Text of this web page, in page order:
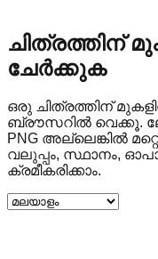
ചിത്രത്തിന്
ചേർക്കുക
ഒരു ചിത്രത്തിന്
ബ്രൗസറിൽ വെക്കൂ.
PNG അല്ലെങ്കിൽ
വലുപ്പം, സ്ഥാനം,
ക്രമീകരിക്കാം.